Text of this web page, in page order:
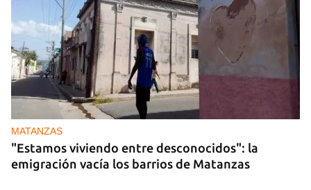
MATANZAS
"Estamos viviendo entre desconocidos": la
emigración vacía los barrios de Matanzas